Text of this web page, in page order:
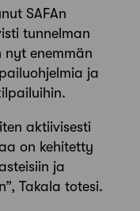
SAFAn
tunnelman
nyt enemmän
ja
aktiivisesti
on kehitetty
ja
Takala totesi.